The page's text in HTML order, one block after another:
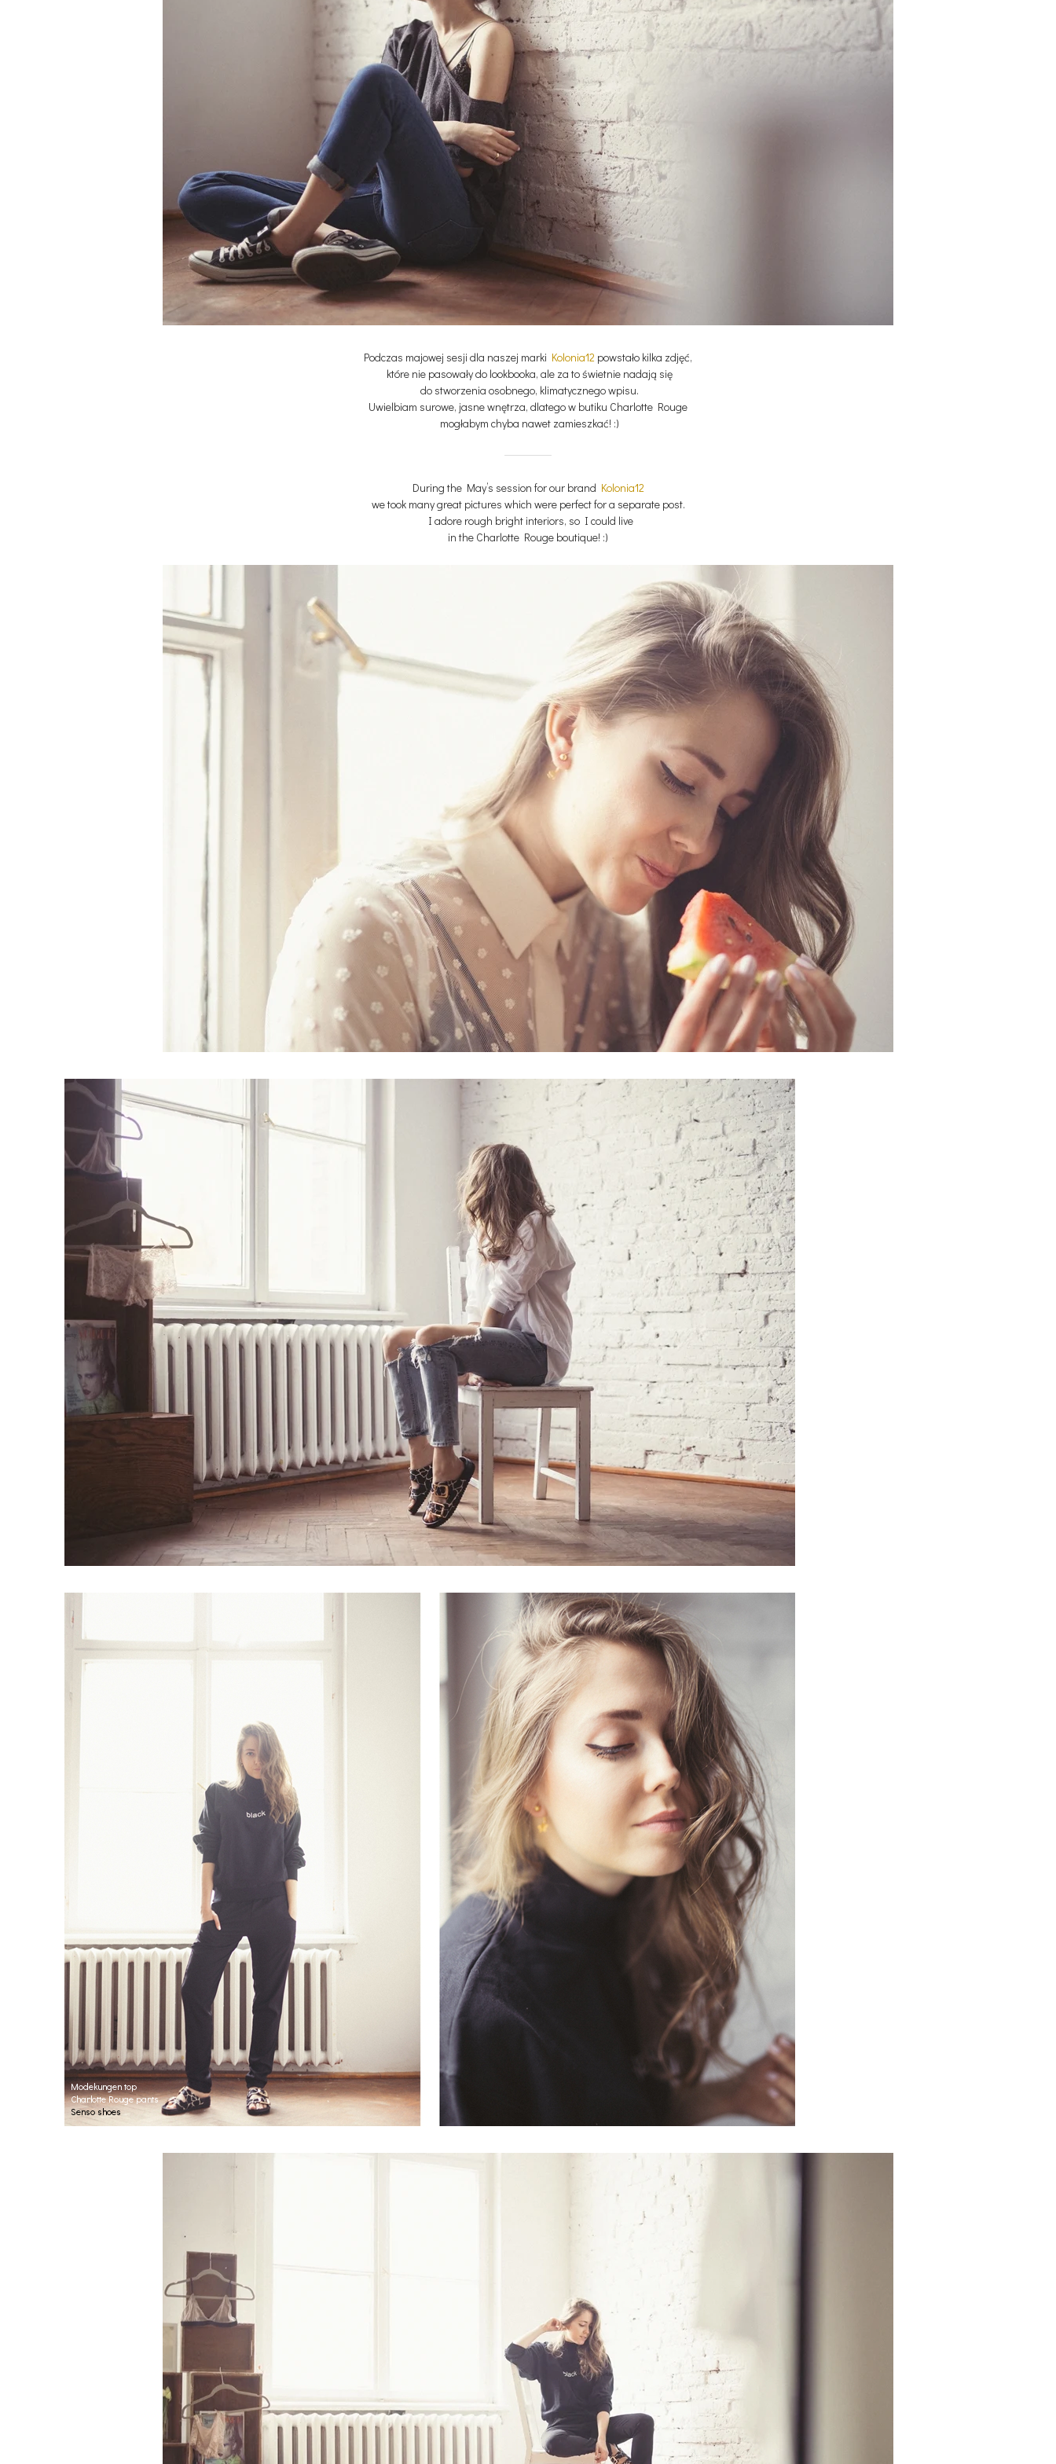
Podczas majowej sesji dla naszej marki Kolonia12 powstało kilka zdjęć,
które nie pasowały do lookbooka, ale za to świetnie nadają się
do stworzenia osobnego, klimatycznego wpisu.
Uwielbiam surowe, jasne wnętrza, dlatego w butiku Charlotte Rouge
mogłabym chyba nawet zamieszkać! :)
During the May’s session for our brand Kolonia12
we took many great pictures which were perfect for a separate post.
I adore rough bright interiors, so I could live
in the Charlotte Rouge boutique! :)